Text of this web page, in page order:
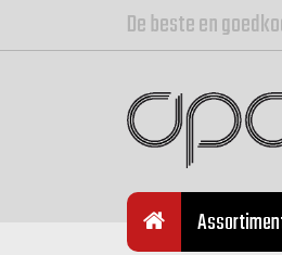
De beste en